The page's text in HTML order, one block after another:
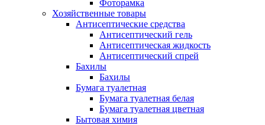
Фоторамка
Хозяйственные товары
Антисептические средства
Антисептический гель
Антисептическая жидкость
Антисептический спрей
Бахилы
Бахилы
Бумага туалетная
Бумага туалетная белая
Бумага туалетная цветная
Бытовая химия